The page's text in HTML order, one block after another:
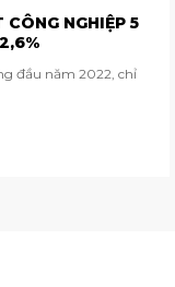
NGHIỆP 5
đầu năm 2022, chỉ